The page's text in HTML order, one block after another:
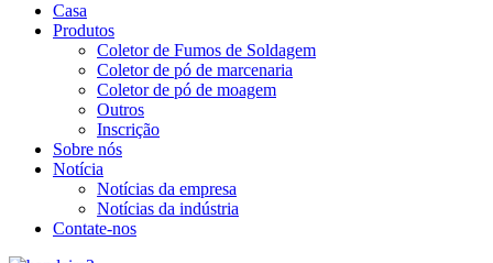
Casa
Produtos
Coletor de Fumos de Soldagem
Coletor de pó de marcenaria
Coletor de pó de moagem
Outros
Inscrição
Sobre nós
Notícia
Notícias da empresa
Notícias da indústria
Contate-nos